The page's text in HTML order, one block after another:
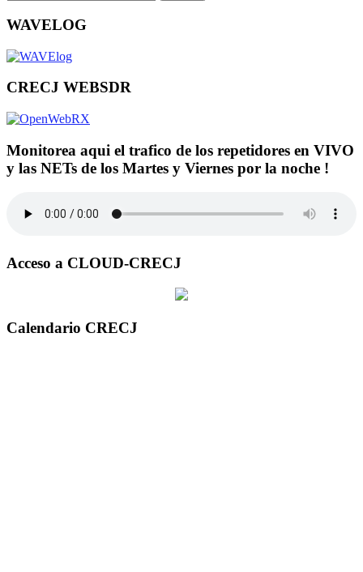
WAVELOG
CRECJ WEBSDR
Monitorea aqui el trafico de los repetidores en VIVO
y las NETs de los Martes y Viernes por la noche !
Acceso a CLOUD-CRECJ
Calendario CRECJ